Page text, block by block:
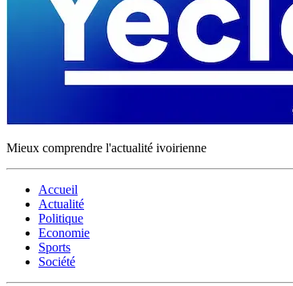
Mieux comprendre l'actualité ivoirienne
Accueil
Actualité
Politique
Economie
Sports
Société